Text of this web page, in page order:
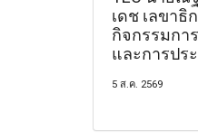
เดช เลขาธิ
กิจกรรมกา
และการปร
5 ส.ค. 2569